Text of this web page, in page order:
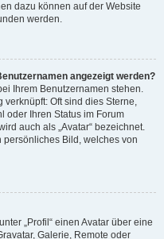
dazu können auf der Website
werden.
angezeigt werden?
Ihrem Benutzernamen stehen.
verknüpft: Oft sind dies Sterne,
oder Ihren Status im Forum
auch als „Avatar“ bezeichnet.
Bild, welches von
„Profil“ einen Avatar über eine
Galerie, Remote oder